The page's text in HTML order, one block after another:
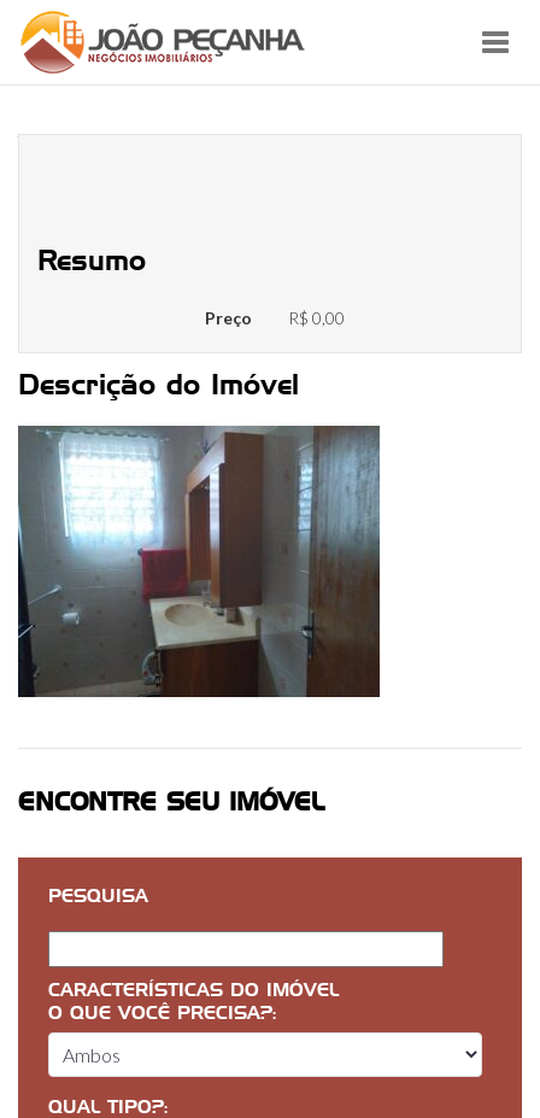
Resumo
Preço R$ 0,00
Descrição do Imóvel
ENCONTRE SEU IMÓVEL
PESQUISA
CARACTERÍSTICAS DO IMÓVEL
O QUE VOCÊ PRECISA?:
QUAL TIPO?: